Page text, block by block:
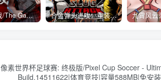
安妮的游戏/The Game of Annie v0.99981|射击动作|容量14.6GB|免安装绿色中文版 合金弹头进攻：重装上阵/METAL SLUG ATTACK RELOADED Build.16214511|策略模拟|容量2.7GB|免安装绿色中文版
像素世界杯足球赛: 终极版/Pixel Cup Soccer -
Build.14511622|体育竞技|容量588MB|免安